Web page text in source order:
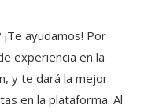
ayudamos! Por
experiencia en la
y te dará la mejor
en la plataforma. Al